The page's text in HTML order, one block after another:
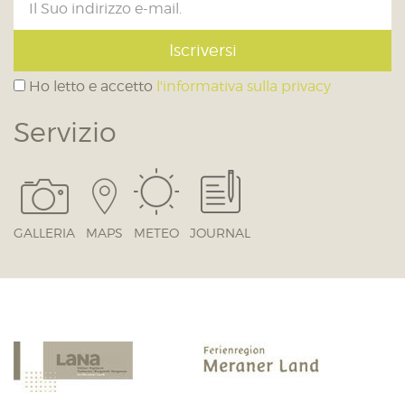
Iscriversi
Ho letto e accetto l'informativa sulla privacy
Servizio
GALLERIA MAPS METEO JOURNAL